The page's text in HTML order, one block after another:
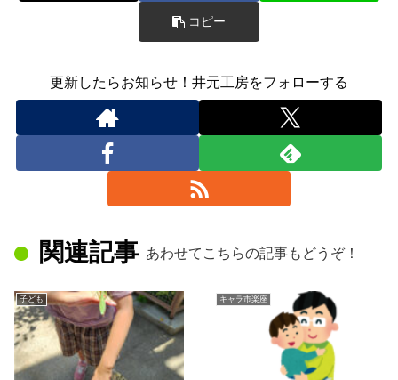
コピー
更新したらお知らせ！井元工房をフォローする
関連記事 あわせてこちらの記事もどうぞ！
子ども キャラ市楽座